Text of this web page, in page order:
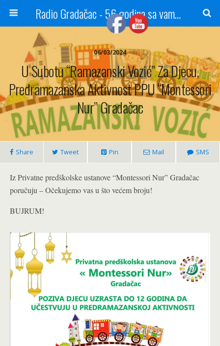
Radio Gradačac - 56 godina sa vama...
06/03/2024
U Subotu “Ramazanski Vozić” Za Djecu,
Predramazanska Aktivnost PPU “Montessori
Nur” Gradačac
Share Tweet Pin Mail SMS
Iz Privatne predškolske ustanove “Montessori Nur” Gradačac
poručuju – Očekujemo vas u što većem broju!
BUJRUM!